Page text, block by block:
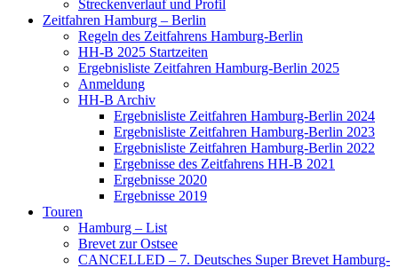
Streckenverlauf und Profil
Zeitfahren Hamburg – Berlin
Regeln des Zeitfahrens Hamburg-Berlin
HH-B 2025 Startzeiten
Ergebnisliste Zeitfahren Hamburg-Berlin 2025
Anmeldung
HH-B Archiv
Ergebnisliste Zeitfahren Hamburg-Berlin 2024
Ergebnisliste Zeitfahren Hamburg-Berlin 2023
Ergebnisliste Zeitfahren Hamburg-Berlin 2022
Ergebnisse des Zeitfahrens HH-B 2021
Ergebnisse 2020
Ergebnisse 2019
Touren
Hamburg – List
Brevet zur Ostsee
CANCELLED – 7. Deutsches Super Brevet Hamburg-